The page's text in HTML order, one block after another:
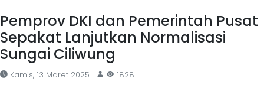
Pemprov DKI dan Pemerintah Pusat
Sepakat Lanjutkan Normalisasi
Sungai Ciliwung
Kamis, 13 Maret 2025 1828